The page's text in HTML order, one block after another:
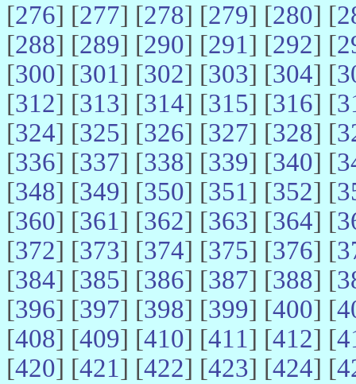
[276] [277] [278] [279] [280] [
[288] [289] [290] [291] [292] [
[300] [301] [302] [303] [304] [
[312] [313] [314] [315] [316] [
[324] [325] [326] [327] [328] [
[336] [337] [338] [339] [340] [
[348] [349] [350] [351] [352] [
[360] [361] [362] [363] [364] [
[372] [373] [374] [375] [376] [
[384] [385] [386] [387] [388] [
[396] [397] [398] [399] [400] [
[408] [409] [410] [411] [412] [
[420] [421] [422] [423] [424] [